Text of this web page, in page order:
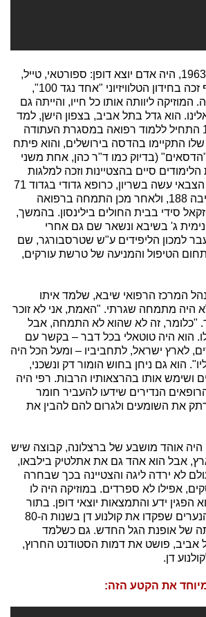
רפי, שנולד ב-1963, היה אדם יוצא דופן: ספורטאי, טייל,
ידען גדול שאף זכה בחידון הטלוויזיוני "אחד נגד 100",
המוזיקה ליוותה אותו כל חייו, והייתה גם
הוא גדל בתל אביב, בצפון הישן, למד
בתיכון חדש, וב-1982 התחיל ללמוד רפואה במסגרת העתודה
התקיימו בהדסה בירושלים, והוא פיתח
(בדיוק כמו ד"ר כהן, אחת משני
סיים בהצטיינות וזכה למלגות
מדי שנה. את שירותו הצבאי עשה בשריון, כרופא גדודי בגדוד 71
וכרופא חטיבתי בחטיבה 188, ולאחר מכן התמחה ברפואה
סידי בבית החולים בילינסון. בהמשך,
ג' בשיבא ונשאר שם גם אחרי
למכון הליפידים ע"ש שטרסבורגר, שם
הטיפול והמניעה של טרשת עורקים,
המרכז הרפואי שיבא, שלמד איתו
היה מתמחה שגרתי. "האמת, אני לא זוכר
"כלומר, זה לא שהוא לא התמחה, אבל
הוא היה טוטאלי בכל דבר – בקשר עם
לארץ ישראל, לתחביביו – ומעל הכל היה
הוא גם ניחן בחוש הומור דק ונשכני,
ושימש אותו בהרצאותיו הרבות. רפי היה
הנדירים שידעו להעביר חומר
את השומעים ולגרום להם להבין את
היה אוהד מושבע של ברצלונה, קבוצה שיש
אבל הוא אהד גם את אתלטיק בילבאו,
לא ירדה ליגה והצטיינה בכך שבחרה
אפילו לא ספרדים. במוזיקה היה לו
הפגין ידע והתמצאות יוצאי דופן. בתור
ילד תל-אביבי היה מהנערים שפקדו את קולנוע דן בשנות ה-80
של אופנת הגל החדש. גם כשלמד
אביב, פושט את דמות הסטודנט החרוץ,
דן.
את הקטע הזה: